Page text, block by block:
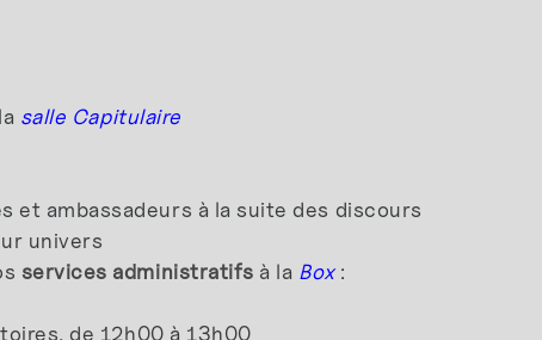
salle Capitulaire
et ambassadeurs à la suite des discours
univers
services administratifs à la Box:
de 12h00 à 13h00